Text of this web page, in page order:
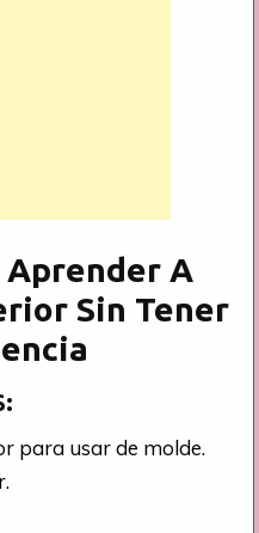
A
Sin Tener
para usar de molde.